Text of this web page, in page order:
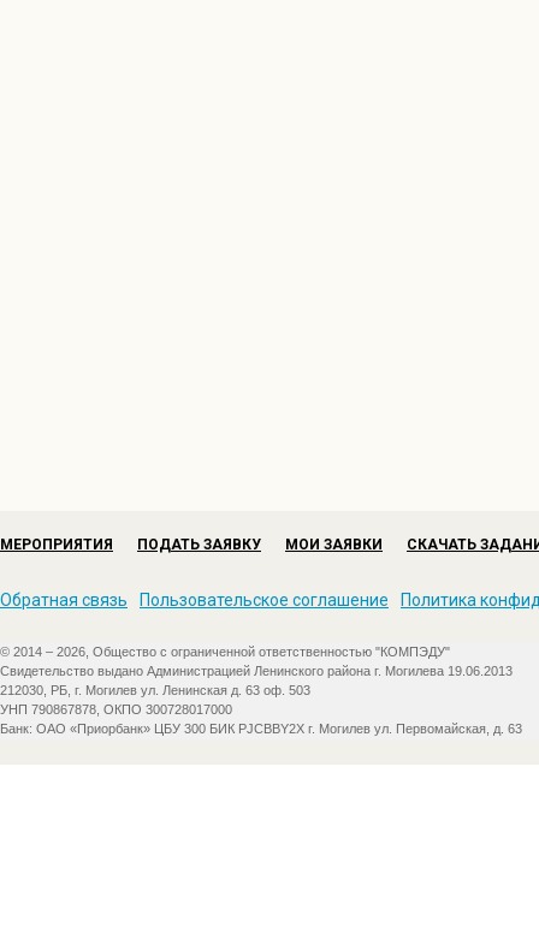
МЕРОПРИЯТИЯ ПОДАТЬ ЗАЯВКУ МОИ ЗАЯВКИ СКАЧАТЬ
Обратная связь Пользовательское соглашение Политика
© 2014 – 2026, Общество с ограниченной ответственностью "КОМПЭДУ"
Свидетельство выдано Администрацией Ленинского района г. Могилева 19.06.2013
212030, РБ, г. Могилев ул. Ленинская д. 63 оф. 503
УНП 790867878, ОКПО 300728017000
Банк: ОАО «Приорбанк» ЦБУ 300 БИК PJCBBY2X г. Могилев ул. Первомайская, д. 63